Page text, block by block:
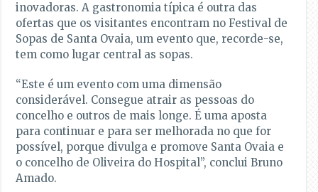
inovadoras. A gastronomia típica é outra das
ofertas que os visitantes encontram no Festival de
Sopas de Santa Ovaia, um evento que, recorde-se,
tem como lugar central as sopas.
“Este é um evento com uma dimensão
considerável. Consegue atrair as pessoas do
concelho e outros de mais longe. É uma aposta
para continuar e para ser melhorada no que for
possível, porque divulga e promove Santa Ovaia e
o concelho de Oliveira do Hospital”, conclui Bruno
Amado.